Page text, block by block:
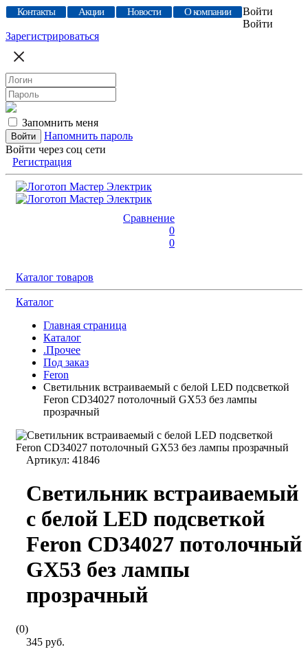
Контакты Акции Новости О компании
Войти
Войти
Зарегистрироваться
Запомнить меня
Напомнить пароль
Войти через соц сети
Регистрация
Сравнение
0
0
Каталог товаров
Каталог
Главная страница
Каталог
.Прочее
Под заказ
Feron
Светильник встраиваемый с белой LED подсветкой
Feron CD34027 потолочный GX53 без лампы
прозрачный
Артикул: 41846
Светильник встраиваемый
с белой LED подсветкой
Feron CD34027 потолочный
GX53 без лампы
прозрачный
(0)
345 руб.